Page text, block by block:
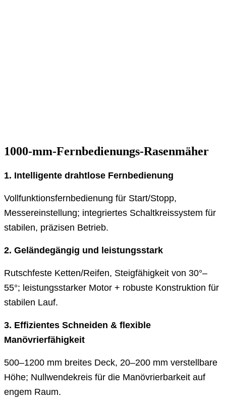
1000-mm-Fernbedienungs-Rasenmäher
1. Intelligente drahtlose Fernbedienung
Vollfunktionsfernbedienung für Start/Stopp,
Messereinstellung; integriertes Schaltkreissystem für
stabilen, präzisen Betrieb.
2. Geländegängig und leistungsstark
Rutschfeste Ketten/Reifen, Steigfähigkeit von 30°–
55°; leistungsstarker Motor + robuste Konstruktion für
stabilen Lauf.
3. Effizientes Schneiden & flexible
Manövrierfähigkeit
500–1200 mm breites Deck, 20–200 mm verstellbare
Höhe; Nullwendekreis für die Manövrierbarkeit auf
engem Raum.